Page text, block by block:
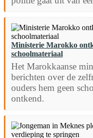
Ministerie Marokko
schoolmateriaal
Het Marokkaanse
berichten over de
ouders hem geen
ontkend.